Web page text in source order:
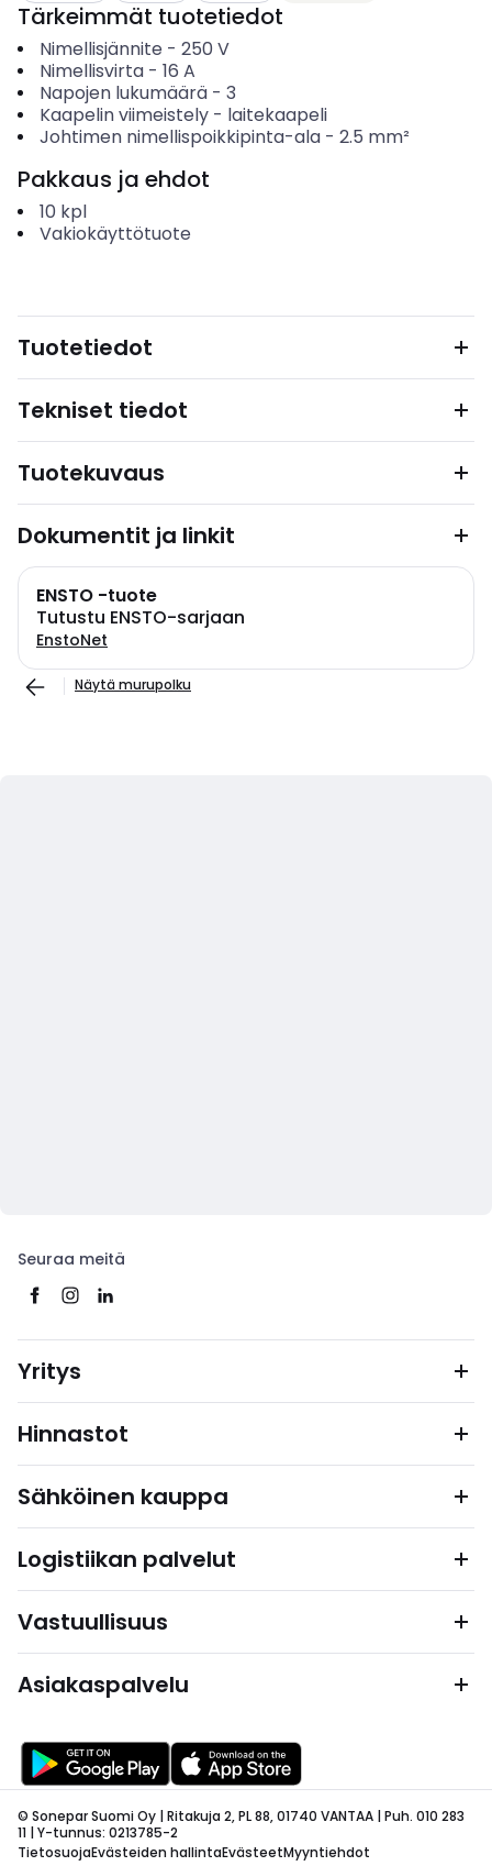
Tärkeimmät tuotetiedot
Nimellisjännite - 250 V
Nimellisvirta- 16 A
Napojen lukumäärä- 3
Kaapelin viimeistely- laitekaapeli
Johtimen nimellispoikkipinta-ala- 2.5 mm²
Pakkaus ja ehdot
10 kpl
Vakiokäyttötuote
Tuotetiedot
Tekniset tiedot
Tuotekuvaus
Dokumentit ja linkit
ENSTO -tuote
Tutustu ENSTO-sarjaan
EnstoNet
Näytä murupolku
Seuraa meitä
Yritys
Hinnastot
Sähköinen kauppa
Logistiikan palvelut
Vastuullisuus
Asiakaspalvelu
© Sonepar Suomi Oy | Ritakuja 2, PL 88, 01740 VANTAA | Puh. 010 283
11 | Y-tunnus: 0213785-2
TietosuojaEvästeiden hallintaEvästeetMyyntiehdot